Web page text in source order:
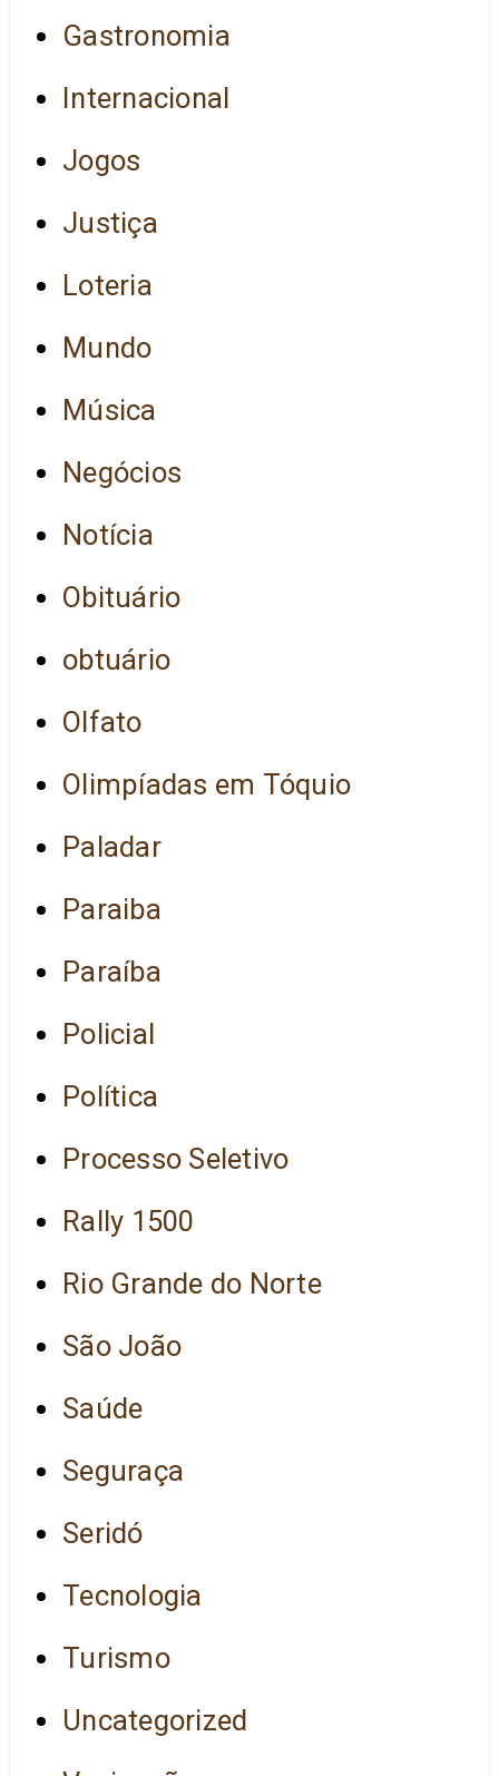
Gastronomia
Internacional
Jogos
Justiça
Loteria
Mundo
Música
Negócios
Notícia
Obituário
obtuário
Olfato
Olimpíadas em Tóquio
Paladar
Paraiba
Paraíba
Policial
Política
Processo Seletivo
Rally 1500
Rio Grande do Norte
São João
Saúde
Seguraça
Seridó
Tecnologia
Turismo
Uncategorized